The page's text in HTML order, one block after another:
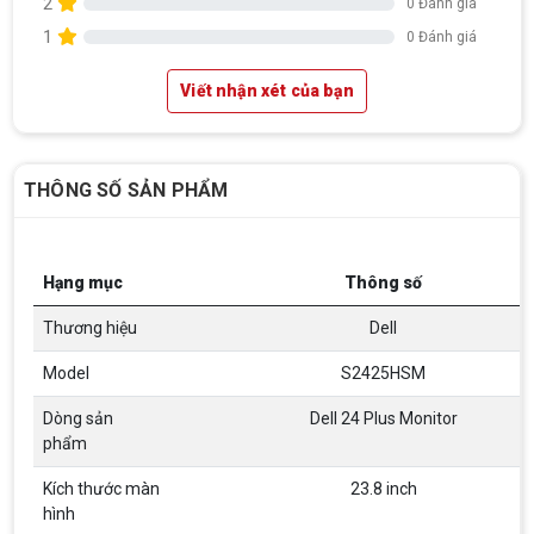
0 Đánh giá
1 0 Đánh giá
Viết nhận xét của bạn
THÔNG SỐ SẢN PHẨM
Hạng mục Thông số
Thương hiệu Dell
Model S2425HSM
Dòng sản
phẩm
Dell 24 Plus Monitor
Kích thước màn
hình
23.8 inch
Top 18 tựa game PC huyền thoại gắn liền
thơ của game thủ Việt vào những năm 2000